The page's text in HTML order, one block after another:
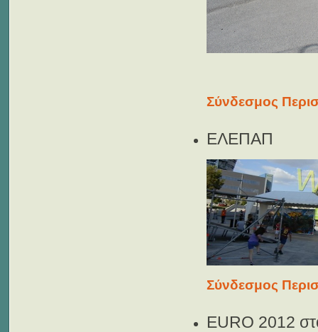
Σύνδεσμος
ΕΛΕΠΑΠ
Σύνδεσμος
EURO 2012